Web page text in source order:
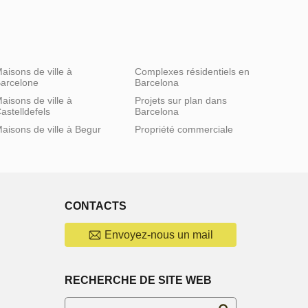
de ville à
de ville à
de ville à Begur
Complexes résidentiels en
Barcelona
Projets sur plan dans
Barcelona
Propriété commerciale
CONTACTS
Envoyez-nous un mail
RECHERCHE DE SITE WEB